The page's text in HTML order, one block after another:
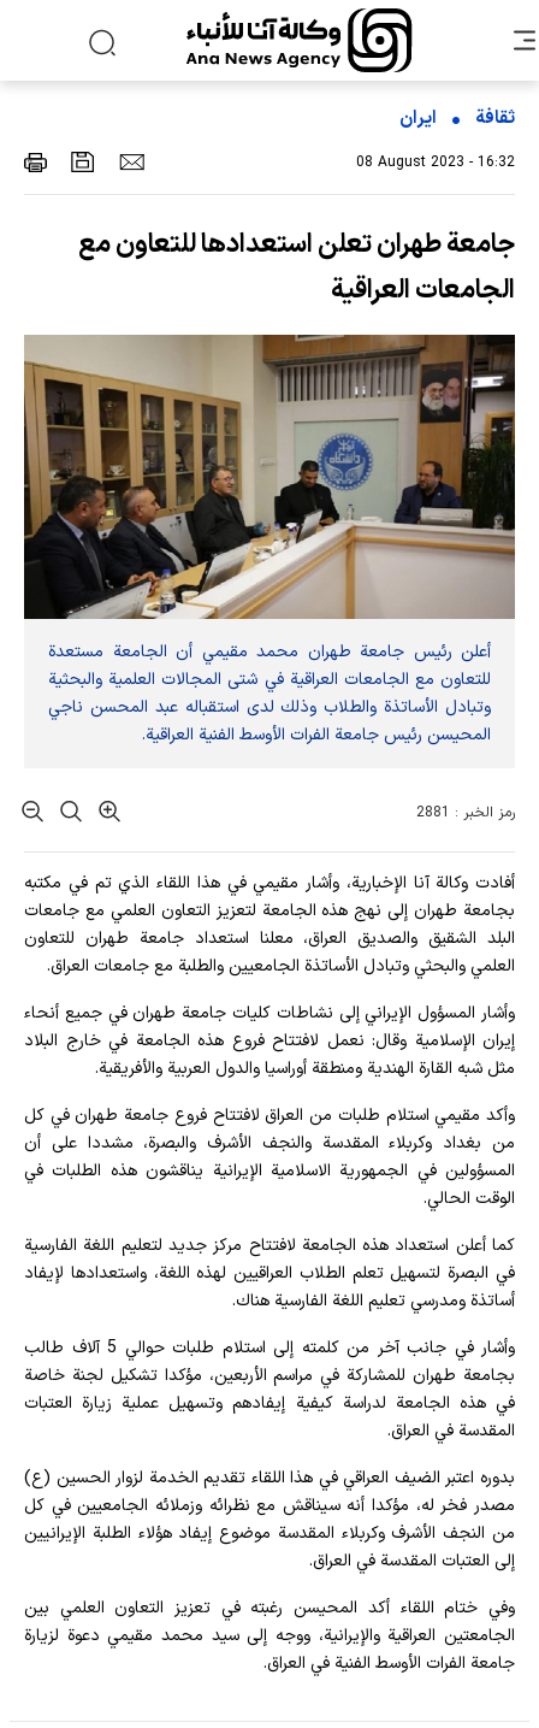
ثقافة ایران
08 August 2023 - 16:32
جامعة طهران تعلن استعدادها للتعاون مع
الجامعات العراقية
أعلن رئيس جامعة طهران محمد مقيمي أن الجامعة مستعدة
للتعاون مع الجامعات العراقية في شتى المجالات العلمية والبحثية
وتبادل الأساتذة والطلاب وذلك لدى استقباله عبد المحسن ناجي
المحیسن رئیس جامعة الفرات الأوسط الفنية العراقية.
رمز الخبر : 2881
أفادت وکالة آنا الإخباریة، وأشار مقيمي في هذا اللقاء الذي تم في مكتبه
بجامعة طهران إلى نهج هذه الجامعة لتعزيز التعاون العلمي مع جامعات
البلد الشقيق والصديق العراق، معلنا استعداد جامعة طهران للتعاون
العلمي والبحثي وتبادل الأساتذة الجامعيين والطلبة مع جامعات العراق.
وأشار المسؤول الإيراني إلى نشاطات كليات جامعة طهران في جميع أنحاء
إيران الإسلامية وقال: نعمل لافتتاح فروع هذه الجامعة في خارج البلاد
مثل شبه القارة الهندية ومنطقة أوراسيا والدول العربية والأفريقية.
وأكد مقيمي استلام طلبات من العراق لافتتاح فروع جامعة طهران في كل
من بغداد وكربلاء المقدسة والنجف الأشرف والبصرة، مشددا على أن
المسؤولين في الجمهورية الاسلامية الإيرانية يناقشون هذه الطلبات في
الوقت الحالي.
كما أعلن استعداد هذه الجامعة لافتتاح مركز جديد لتعليم اللغة الفارسية
في البصرة لتسهيل تعلم الطلاب العراقيين لهذه اللغة، واستعدادها لإيفاد
أساتذة ومدرسي تعليم اللغة الفارسية هناك.
وأشار في جانب آخر من كلمته إلى استلام طلبات حوالي 5 آلاف طالب
بجامعة طهران للمشاركة في مراسم الأربعين، مؤكدا تشكيل لجنة خاصة
في هذه الجامعة لدراسة كيفية إيفادهم وتسهيل عملية زيارة العتبات
المقدسة في العراق.
بدوره اعتبر الضيف العراقي في هذا اللقاء تقديم الخدمة لزوار الحسين (ع)
مصدر فخر له، مؤكدا أنه سيناقش مع نظرائه وزملائه الجامعيين في كل
من النجف الأشرف وكربلاء المقدسة موضوع إيفاد هؤلاء الطلبة الإيرانيين
إلى العتبات المقدسة في العراق.
وفي ختام اللقاء أكد المحيسن رغبته في تعزيز التعاون العلمي بين
الجامعتين العراقية والإيرانية، ووجه إلى سيد محمد مقيمي دعوة لزيارة
جامعة الفرات الأوسط الفنية في العراق.